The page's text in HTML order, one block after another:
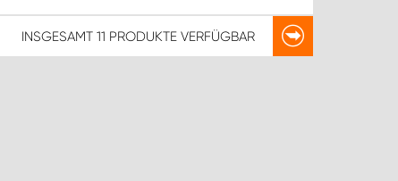
INSGESAMT 11 PRODUKTEVERFÜGBAR